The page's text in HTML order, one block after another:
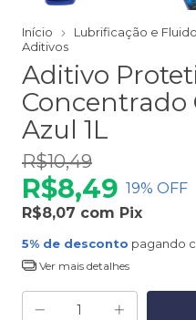
Início Lubrificação e
Aditivos
Aditivo
Concentrado
Azul 1L
R$10,49
R$8,49 19% OFF
R$8,07 com Pix
5% de desconto pagando
Ver mais detalhes